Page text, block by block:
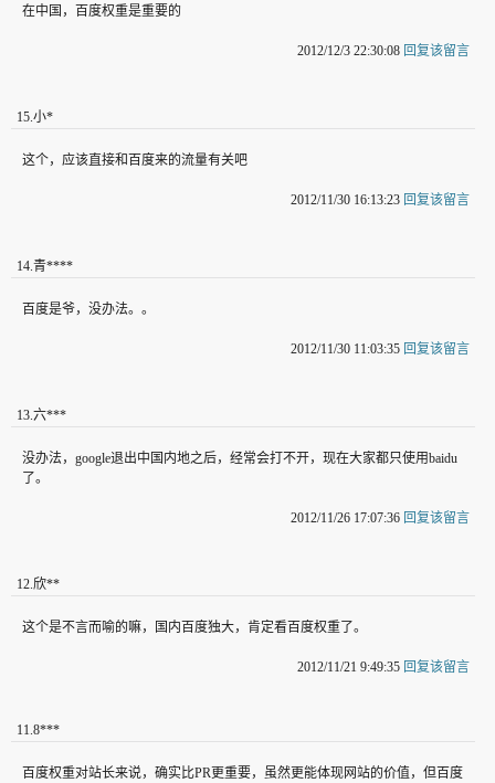
在中国，百度权重是重要的
2012/12/3 22:30:08 回复该留言
15.小*
这个，应该直接和百度来的流量有关吧
2012/11/30 16:13:23 回复该留言
14.青****
百度是爷，没办法。。
2012/11/30 11:03:35 回复该留言
13.六***
没办法，google退出中国内地之后，经常会打不开，现在大家都只使用baidu
了。
2012/11/26 17:07:36 回复该留言
12.欣**
这个是不言而喻的嘛，国内百度独大，肯定看百度权重了。
2012/11/21 9:49:35 回复该留言
11.8***
百度权重对站长来说，确实比PR更重要，虽然更能体现网站的价值，但百度